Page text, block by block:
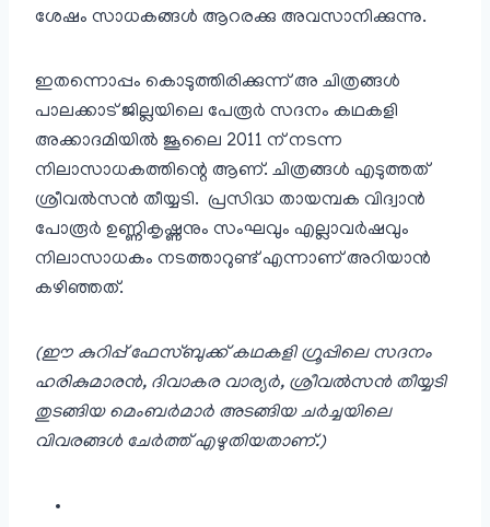
ശേഷം സാധകങ്ങള്‍ ആറരക്കു അവസാനിക്കുന്നു.
ഇതന്നൊപ്പം കൊടുത്തിരിക്കുന്ന് അ ചിത്രങ്ങൾ
പാലക്കാട് ജില്ലയിലെ പേരൂർ സദനം കഥകളി
അക്കാദമിയിൽ ജൂലൈ 2011 ന് നടന്ന
നിലാസാധകത്തിന്റെ ആണ്. ചിത്രങ്ങൾ എടുത്തത്
ശ്രീവൽസൻ തീയ്യടി. പ്രസിദ്ധ തായമ്പക വിദ്വാൻ
പോരൂർ ഉണ്ണികൃഷ്ണനും സംഘവും എല്ലാവർഷവും
നിലാസാധകം നടത്താറുണ്ട് എന്നാണ് അറിയാൻ
കഴിഞ്ഞത്.
(ഈ കുറിപ്പ് ഫേസ്ബുക്ക് കഥകളി ഗ്രൂപ്പിലെ സദനം
ഹരികുമാരൻ, ദിവാകര വാര്യർ, ശ്രീവൽസൻ തീയ്യടി
തുടങ്ങിയ മെംബർമാർ അടങ്ങിയ ചർച്ചയിലെ
വിവരങ്ങൾ ചേർത്ത് എഴുതിയതാണ്.)